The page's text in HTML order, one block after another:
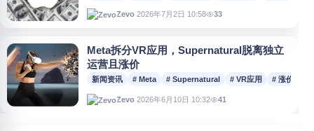
Zevo 2026年7月2日 10:58 33
Meta拆分VR应用，Supernatural脱离独立
运营且涨价
新闻资讯 # Meta # Supernatural # VR应用 # 涨价
Zevo 2026年6月10日 10:32 41